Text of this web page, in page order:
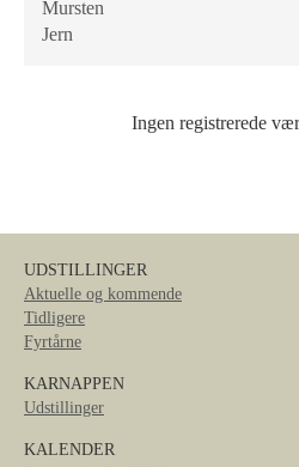
Mursten
Jern
Ingen registrerede
UDSTILLINGER
Aktuelle og kommende
Tidligere
Fyrtårne
KARNAPPEN
Udstillinger
KALENDER